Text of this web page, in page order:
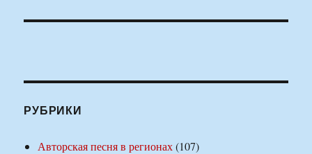
РУБРИКИ
Авторская песня в регионах(107)